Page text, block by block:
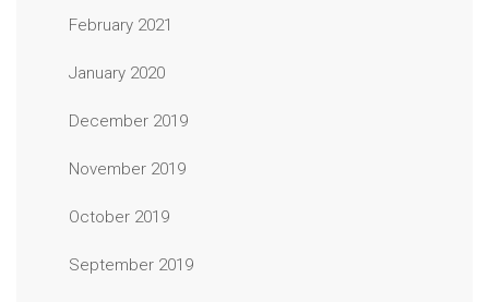
February 2021
January 2020
December 2019
November 2019
October 2019
September 2019